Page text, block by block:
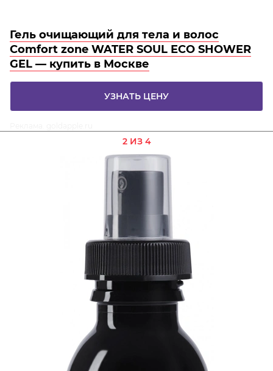
Гель очищающий для тела и волос
Comfort zone WATER SOUL ECO SHOWER
GEL — купить в Москве
УЗНАТЬ ЦЕНУ
2 ИЗ 4